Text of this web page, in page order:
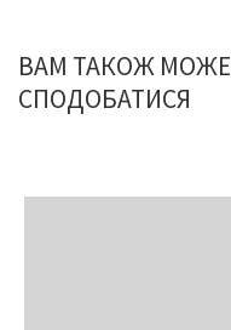
ВАМ ТАКОЖ МОЖЕ
СПОДОБАТИСЯ